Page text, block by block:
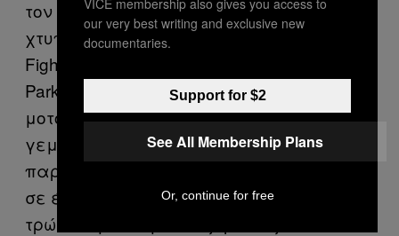
τον έβλεπα διαρκώς μπροστά μου: να
χτυπάει ταpads στο γυμναστήριο
Fighting
Park
, να κάθεται πάνω σε ένα ταξί-
μοτοσικλέτα, να περπατάει στους
γεμάτους κόσμο δρόμους, να
παρακολουθεί προπονήσεις καθισμένος
σε έναν ξύλινο πάγκο στο 96
τρώει κεμπάπ με τους φίλους του στο
our very best writing and exclusive new
documentaries.
Support for $2
See All Membership Plans
Or, continue for free